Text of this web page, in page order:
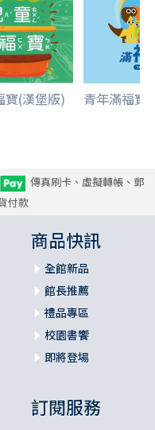
寶(漢堡版) 青年滿福寶
傳真刷卡、虛擬轉帳、郵
付款
商品快訊
全館新品
館長推薦
禮品專區
校園書饗
即將登場
訂閱服務